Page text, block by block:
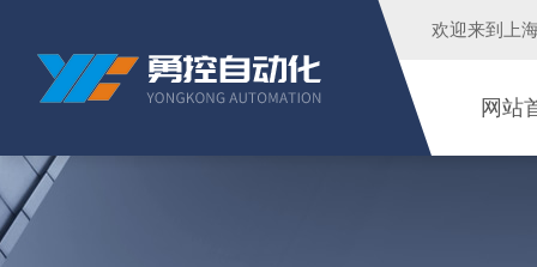
欢迎来到 上
网站